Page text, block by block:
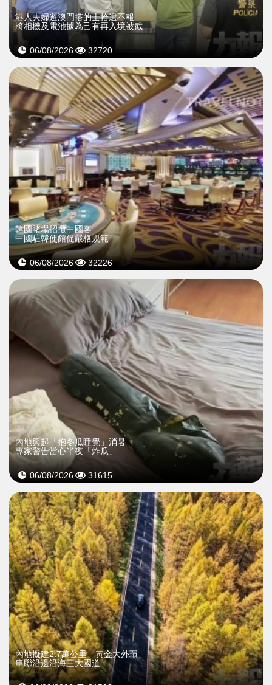
​港人夫婦遊澳門搭的士拾遺不報
將相機及電池據為己有再入境被截
06/08/2026 32720
韓國賭場招攬中國客
中國駐韓使館促嚴格規範
06/08/2026 32226
內地興起「抱冬瓜睡覺」消暑
專家警告當心半夜「炸瓜」
06/08/2026 31615
內地擬建2.7萬公里「黃金大外環」
串聯沿邊沿海三大國道